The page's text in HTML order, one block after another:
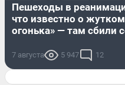
Пешеходы в
что известно о
огонька» — там сбили
7 августа 5 947 12